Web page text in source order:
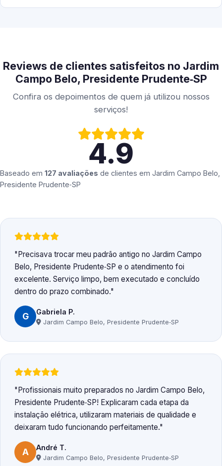
Reviews de clientes satisfeitos no Jardim
Campo Belo, Presidente Prudente‑SP
Confira os depoimentos de quem já utilizou nossos
serviços!
4.9
Baseado em 127 avaliações de clientes em Jardim Campo Belo,
Presidente Prudente‑SP
Precisava trocar meu padrão antigo no Jardim Campo
Belo, Presidente Prudente‑SP e o atendimento foi
excelente. Serviço limpo, bem executado e concluído
dentro do prazo combinado.
G Gabriela P.
Jardim Campo Belo, Presidente Prudente‑SP
Profissionais muito preparados no Jardim Campo Belo,
Presidente Prudente‑SP! Explicaram cada etapa da
instalação elétrica, utilizaram materiais de qualidade e
deixaram tudo funcionando perfeitamente.
A André T.
Jardim Campo Belo, Presidente Prudente‑SP